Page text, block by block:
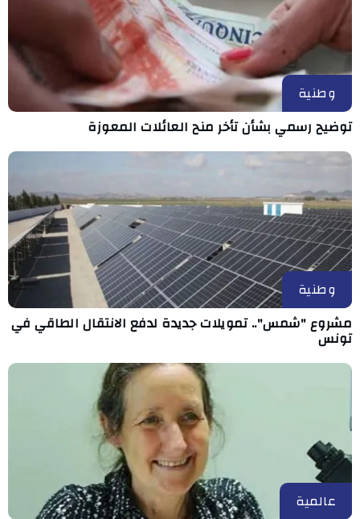
وطنية
توضيح رسمي بشأن تأخر منح العائلات المعوزة
وطنية
مشروع "شمس".. تمويلات جديدة لدفع الانتقال الطاقي في
تونس
عالمية